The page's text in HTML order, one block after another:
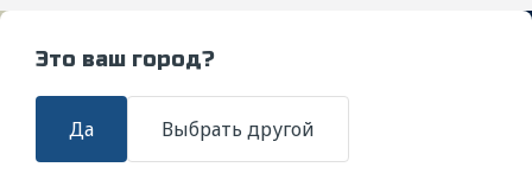
Это ваш город?
Да Выбрать другой
Обработка металлов давлением